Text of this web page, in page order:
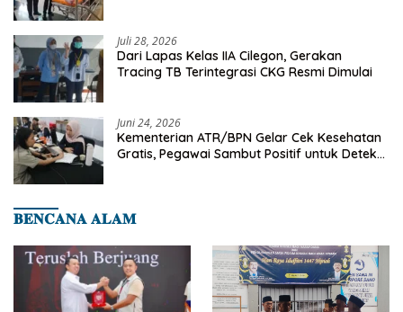
Juli 28, 2026
Dari Lapas Kelas IIA Cilegon, Gerakan
Tracing TB Terintegrasi CKG Resmi Dimulai
Juni 24, 2026
Kementerian ATR/BPN Gelar Cek Kesehatan
Gratis, Pegawai Sambut Positif untuk Deteksi
𝐁𝐄𝐍𝐂𝐀𝐍𝐀 𝐀𝐋𝐀𝐌